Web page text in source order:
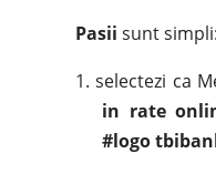
Pasii sunt simpli:
1.selectezi ca
in rate
#logo